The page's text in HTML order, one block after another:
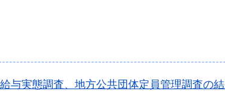
与実態調査、地方公共団体定員管理調査の